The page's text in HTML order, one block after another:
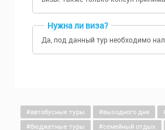
Нужна ли виза?
Да, под данный тур необходимо
автобусные туры выходного дня
бюджетные туры
семейный отдых